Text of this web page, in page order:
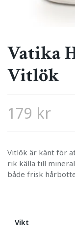
Vatika
Vitlök
179 kr
Vitlök är känt för
rik källa till
både frisk
Vikt